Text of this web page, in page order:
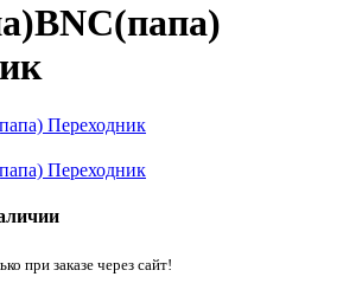
при заказе через сайт!